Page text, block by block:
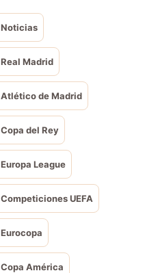
Noticias
Real Madrid
Atlético de Madrid
Copa del Rey
Europa League
Competiciones UEFA
Eurocopa
Copa América